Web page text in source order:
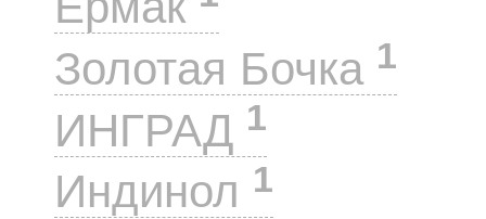
Золотая Бочка 1
ИНГРАД 1
Индинол 1